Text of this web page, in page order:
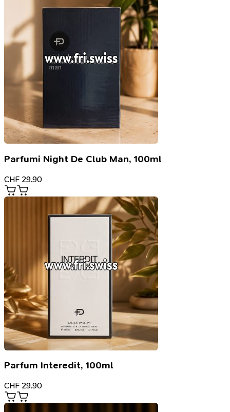
Parfumi Night De Club Man, 100ml
CHF 29.90
Parfum Interedit, 100ml
CHF 29.90